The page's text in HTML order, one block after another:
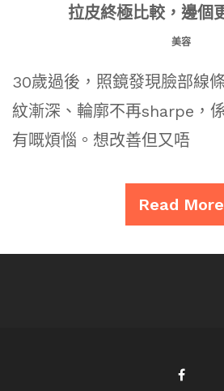
拉皮終極比較，邊個
美容
30歲過後，照鏡發現臉部線
紋漸深、輪廓不再sharpe，
有嘅煩惱。想改善但又唔
Read More